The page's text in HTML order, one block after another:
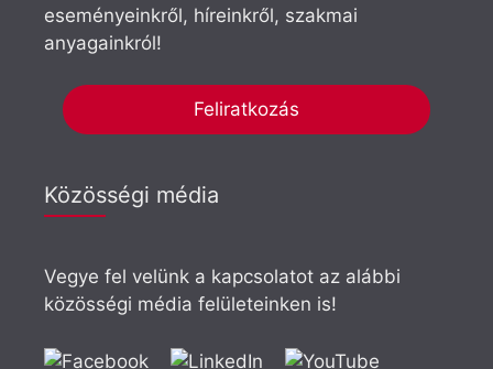
eseményeinkről, híreinkről, szakmai
anyagainkról!
Feliratkozás
Közösségi média
Vegye fel velünk a kapcsolatot az alábbi
közösségi média felületeinken is!